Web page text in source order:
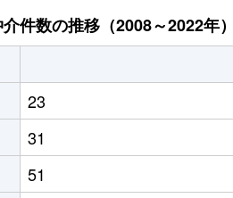
件数の推移（2008～2022年）
23
31
51